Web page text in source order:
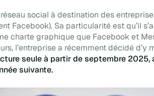
social à destination des
Facebook). Sa particularité est qu’il
charte graphique que Facebook et
l’entreprise a récemment décidé d’y
seule à partir de septembre 2025,
suivante.